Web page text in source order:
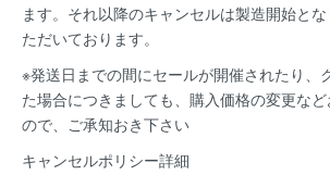
ます。 それ以降のキャンセルは製造開始と
ただいております。
※発送日までの間にセールが開催されたり、
た場合につきましても、購入価格の変更な
ので、ご承知おき下さい
キャンセルポリシー詳細